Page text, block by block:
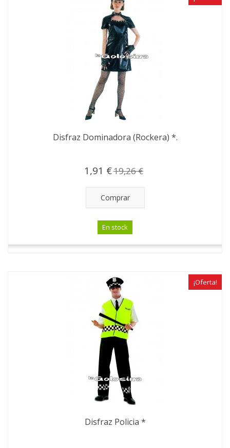
Disfraz Dominadora (Rockera) *.
1,91 €19,26 €
Comprar
En stock
¡Oferta!
Disfraz Policia *